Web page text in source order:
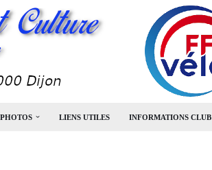
LIENS UTILES INFORMATIONS CLUB